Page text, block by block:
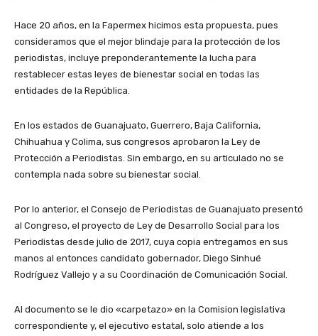
Hace 20 años, en la Fapermex hicimos esta propuesta, pues
consideramos que el mejor blindaje para la protección de los
periodistas, incluye preponderantemente la lucha para
restablecer estas leyes de bienestar social en todas las
entidades de la República.
En los estados de Guanajuato, Guerrero, Baja California,
Chihuahua y Colima, sus congresos aprobaron la Ley de
Protección a Periodistas. Sin embargo, en su articulado no se
contempla nada sobre su bienestar social.
Por lo anterior, el Consejo de Periodistas de Guanajuato presentó
al Congreso, el proyecto de Ley de Desarrollo Social para los
Periodistas desde julio de 2017, cuya copia entregamos en sus
manos al entonces candidato gobernador, Diego Sinhué
Rodríguez Vallejo y a su Coordinación de Comunicación Social.
Al documento se le dio «carpetazo» en la Comision legislativa
correspondiente y, el ejecutivo estatal, solo atiende a los